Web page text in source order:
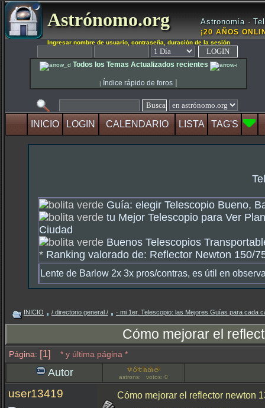
Astrónomo.org Astronomía ·
¡20 AÑOS
Ingresar nombre de usuario, contraseña, duración de la sesión
Todos los Temas Actualizados recientes
| Índice rápido de foros |
INICIO LOGIN CALENDARIO LISTA TAG'S
Guía: elegir Telescopio Bueno,
tu Mejor Telescopio para Ver
Ciudad
Buenos Telescopios
* Ranking valorado de: Reflector Newton 150/
Lente de Barlow 2x 3x pros/contras, es útil en
INICIO / directorio general / · mi 1er. Telescopio: las Mejores Guías para cada
Cómo mejorar el
Página: [1] * y última página *
Autor astrons: votos: 0
user13419 Cómo mejorar el reflector newton